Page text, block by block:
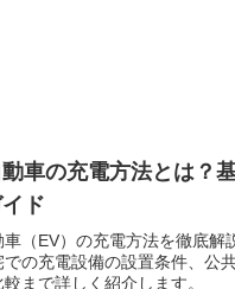
車の充電方法とは？
ド
車（EV）の充電方法を徹底解
の充電設備の設置条件、公
較まで詳しく紹介します。